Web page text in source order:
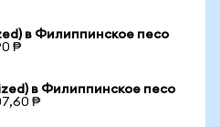
в Филиппинское песо
₱
в Филиппинское песо
₱